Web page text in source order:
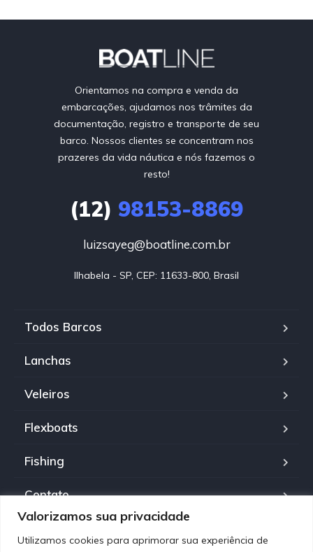
Valorizamos sua privacidade
Utilizamos cookies para aprimorar sua experiência de
Orientamos na compra e venda da
embarcações, ajudamos nos trâmites da
documentação, registro e transporte de seu
barco. Nossos clientes se concentram nos
prazeres da vida náutica e nós fazemos o
resto!
(12) 98153-8869
luizsayeg@boatline.com.br
Ilhabela - SP, CEP: 11633-800, Brasil
Todos Barcos
Lanchas
Veleiros
Flexboats
Fishing
Contato
Política de Privacidade